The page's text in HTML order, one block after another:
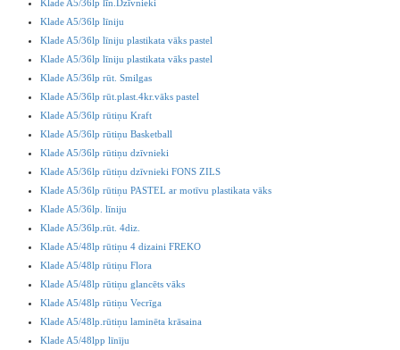
Klade A5/36lp līn.Dzīvnieki
Klade A5/36lp līniju
Klade A5/36lp līniju plastikata vāks pastel
Klade A5/36lp līniju plastikata vāks pastel
Klade A5/36lp rūt. Smilgas
Klade A5/36lp rūt.plast.4kr.vāks pastel
Klade A5/36lp rūtiņu Kraft
Klade A5/36lp rūtiņu Basketball
Klade A5/36lp rūtiņu dzīvnieki
Klade A5/36lp rūtiņu dzīvnieki FONS ZILS
Klade A5/36lp rūtiņu PASTEL ar motīvu plastikata vāks
Klade A5/36lp. līniju
Klade A5/36lp.rūt. 4diz.
Klade A5/48lp rūtiņu 4 dizaini FREKO
Klade A5/48lp rūtiņu Flora
Klade A5/48lp rūtiņu glancēts vāks
Klade A5/48lp rūtiņu Vecrīga
Klade A5/48lp.rūtiņu laminēta krāsaina
Klade A5/48lpp līnīju